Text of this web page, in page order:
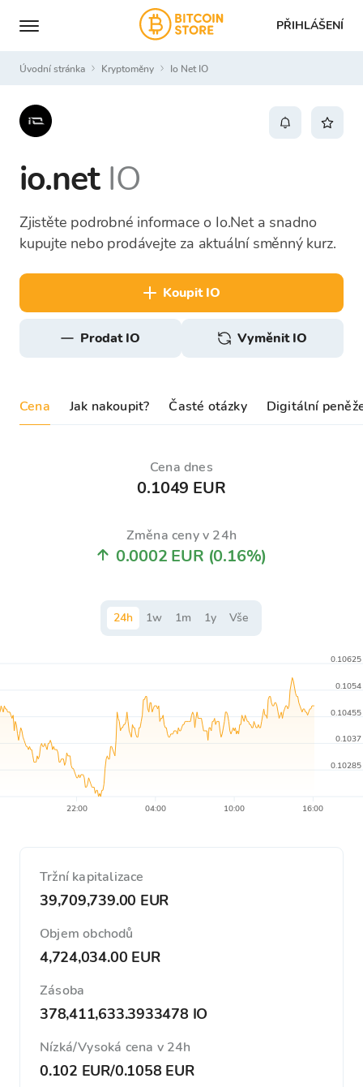
PŘIHLÁŠENÍ
Úvodní stránka Kryptoměny Io Net IO
io.net IO
Zjistěte podrobné informace o Io.Net a snadno
kupujte nebo prodávejte za aktuální směnný kurz.
koupit IO
prodat IO Vyměnit IO
Cena Jak nakoupit? Časté otázky Digitální
Cena dnes
0.1049 EUR
Změna ceny v 24h
0.0002 EUR (0.16%)
24h 1w 1m 1y Vše
22:00 04:00 10:00 16:00
0.10285
0.1037
0.10455
0.1054
0.10625
Tržní kapitalizace
39,709,739.00 EUR
Objem obchodů
4,724,034.00 EUR
Zásoba
378,411,633.3933478 IO
Nízká/Vysoká cena v 24h
0.102 EUR/0.1058 EUR